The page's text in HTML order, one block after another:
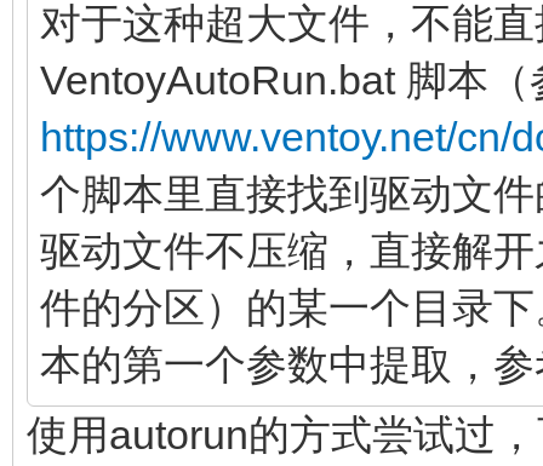
对于这种超大文件，不能
VentoyAutoRun.bat 脚本（
https://www.ventoy.net/cn/
个脚本里直接找到驱动文
驱动文件不压缩，直接解
件的分区）的某一个目录
本的第一个参数中提取，
使用autorun的方式尝试过